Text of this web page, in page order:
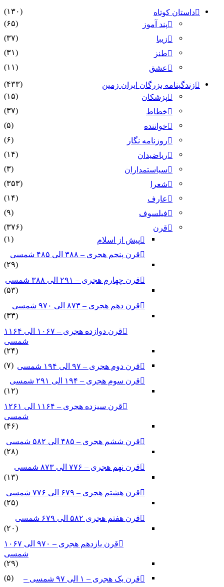
داستان کوتاه
(۱۳۰)
پند آموز
(۶۵)
زیبا
(۳۷)
طنز
(۳۱)
عشق
(۱۱)
زندگینامه بزرگان ایران زمین
(۴۳۳)
پزشکان
(۱۵)
خطاط
(۳۷)
خواننده
(۵)
روزنامه نگار
(۶)
ریاضیدان
(۱۴)
سیاستمداران
(۳)
شعرا
(۳۵۳)
عارف
(۱۴)
فیلسوف
(۹)
قرن
(۳۷۶)
پیش از اسلام
(۱)
قرن پنجم هجری – ۳۸۸ الی ۴۸۵ شمسی
(۲۹)
قرن چهارم هجری – ۲۹۱ الی ۳۸۸ شمسی
(۵۳)
قرن دهم هجری – ۸۷۳ الی ۹۷۰ شمسی
(۳۳)
قرن دوازده هجری – ۱۰۶۷ الی ۱۱۶۴
شمسی
(۲۴)
قرن دوم هجری – ۹۷ الی ۱۹۴ شمسی
(۷)
قرن سوم هجری – ۱۹۴ الی ۲۹۱ شمسی
(۱۲)
قرن سیزده هجری – ۱۱۶۴ الی ۱۲۶۱
شمسی
(۴۶)
قرن ششم هجری – ۴۸۵ الی ۵۸۲ شمسی
(۲۸)
قرن نهم هجری – ۷۷۶ الی ۸۷۳ شمسی
(۱۳)
قرن هشتم هجری – ۶۷۹ الی ۷۷۶ شمسی
(۲۵)
قرن هفتم هجری ۵۸۲ الی ۶۷۹ شمسی
(۲۰)
قرن یازدهم هجری – ۹۷۰ الی ۱۰۶۷
شمسی
(۲۹)
قرن یک هجری – ۱ الی ۹۷ شمسی –
(۵)